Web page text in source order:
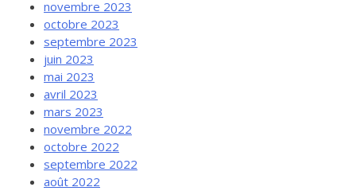
novembre 2023
octobre 2023
septembre 2023
juin 2023
mai 2023
avril 2023
mars 2023
novembre 2022
octobre 2022
septembre 2022
août 2022